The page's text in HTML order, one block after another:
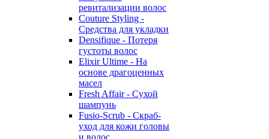
ревитализации волос
Couture Styling -
Средства для укладки
Densifique - Потеря
густоты волос
Elixir Ultime - На
основе драгоценных
масел
Fresh Affair - Сухой
шампунь
Fusio-Scrub - Скраб-
уход для кожи головы
и волос